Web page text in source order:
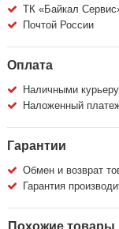
ТК «Байкал
Почтой России
Оплата
Наличными
Наложенный
Гарантии
Обмен и возврат
Гарантия
Похожие товары